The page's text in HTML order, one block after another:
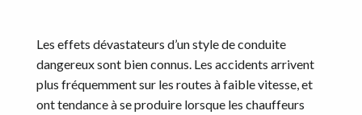
Les effets dévastateurs d’un style de conduite
dangereux sont bien connus. Les accidents arrivent
plus fréquemment sur les routes à faible vitesse, et
ont tendance à se produire lorsque les chauffeurs